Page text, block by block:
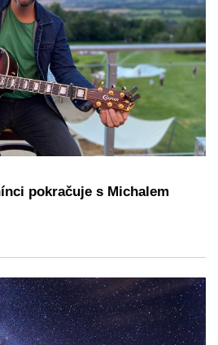
pokračuje s Michalem